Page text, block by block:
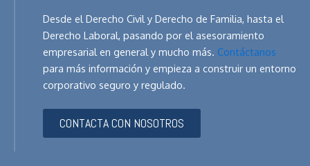
Desde el Derecho Civil y Derecho de Familia, hasta el
Derecho Laboral, pasando por el asesoramiento
empresarial en general y mucho más. Contáctanos
para más información y empieza a construir un entorno
corporativo seguro y regulado.
CONTACTA CON NOSOTROS